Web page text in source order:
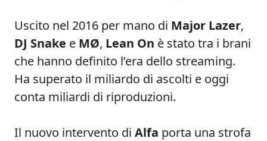
Uscito nel 2016 per mano di Major Lazer,
DJ Snake e MØ, Lean On è stato tra i brani
che hanno definito l’era dello streaming.
Ha superato il miliardo di ascolti e oggi
conta miliardi di riproduzioni.
Il nuovo intervento di Alfa porta una strofa